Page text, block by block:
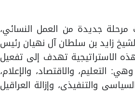
مرحلة جديدة من العمل النسائي،
زايد بن سلطان آل نهيان رئيس
الاستراتيجية تهدف إلى تفعيل
التعليم، والاقتصاد، والإعلام،
والتنفيذي، وإزالة العراقيل